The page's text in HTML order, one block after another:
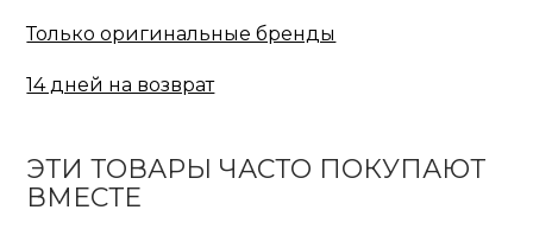
Только оригинальные бренды
14 дней на возврат
ЭТИ ТОВАРЫ ЧАСТО ПОКУПАЮТ
ВМЕСТЕ